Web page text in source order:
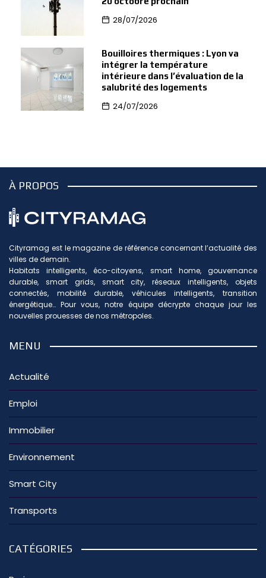
28/07/2026
Bouilloires thermiques : Lyon va
intégrer la température
intérieure dans l’évaluation de la
salubrité des logements
24/07/2026
À PROPOS
Cityramag est le magazine de référence concernant l’actualité des
villes de demain.
Habitats intelligents, éco-citoyens, smart home, gouvernance
durable, smart grids, smart city, réseaux intelligents, objets
connectés, mobilité durable, véhicules intelligents, transition
énergétique… Pour vous, notre équipe décrypte chaque jour les
nouvelles prouesses de nos métropoles.
MENU
Actualité
Emploi
Immobilier
Environnement
Smart City
Transports
CATÉGORIES